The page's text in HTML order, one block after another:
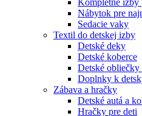
Nábytok pre
Sedacie vaky
Textil do detskej izby
Detské deky
Detské koberce
Detské obliečky
Doplnky k
Zábava a hračky
Detské autá a
Hračky pre deti